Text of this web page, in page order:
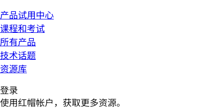
产品试用中心
课程和考试
所有产品
技术话题
资源库
登录
使用红帽帐户，获取更多资源。